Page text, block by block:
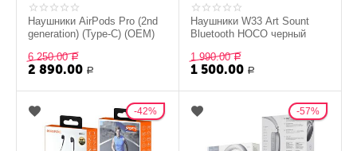
Наушники AirPods Pro (2nd
generation) (Type-C) (OEM)
6 250.00 Р
2 890.00 Р
Наушники W33 Art Sount
Bluetooth HOCO черный
1 990.00 Р
1 500.00 Р
42% 57%